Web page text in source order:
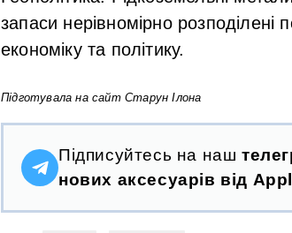
запаси нерівномірно
економіку та політику.
Підготувала на сайт Старун Ілона
Підписуйтесь на наш
нових аксесуарів від